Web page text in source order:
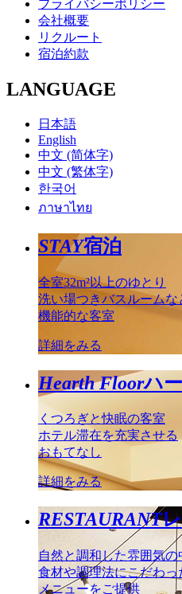
プライバシーポリシー
会社概要
リクルート
宿泊約款
LANGUAGE
日本語
English
中文 (简体字)
中文 (繁体字)
한국어
ภาษาไทย
STAY宿泊
全室32m²以上のゆとり
洗い場つきバスルームな
機能的な客室
詳細をみる
Hearth Floorハ
くつろぎと快眠の客室
ホテル滞在を充実させる
おもてなし
詳細をみる
RESTAURANT
自然と調和した雰囲気の
食材や調理法にこだわっ
メニューをご提供